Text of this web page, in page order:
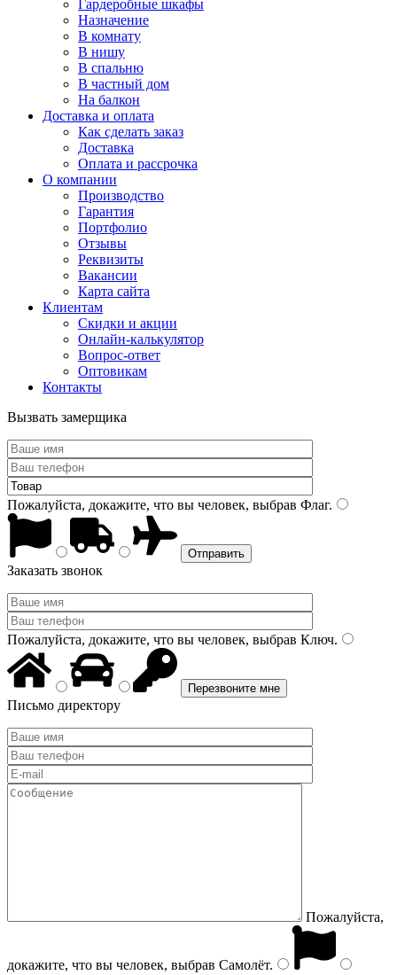
Гардеробные шкафы
Назначение
В комнату
В нишу
В спальню
В частный дом
На балкон
Доставка и оплата
Как сделать заказ
Доставка
Оплата и рассрочка
О компании
Производство
Гарантия
Портфолио
Отзывы
Реквизиты
Вакансии
Карта сайта
Клиентам
Скидки и акции
Онлайн-калькулятор
Вопрос-ответ
Оптовикам
Контакты
Вызвать замерщика
Пожалуйста, докажите, что вы человек, выбрав Флаг.
Заказать звонок
Пожалуйста, докажите, что вы человек, выбрав Ключ.
Письмо директору
Пожалуйста,
докажите, что вы человек, выбрав Самолёт.